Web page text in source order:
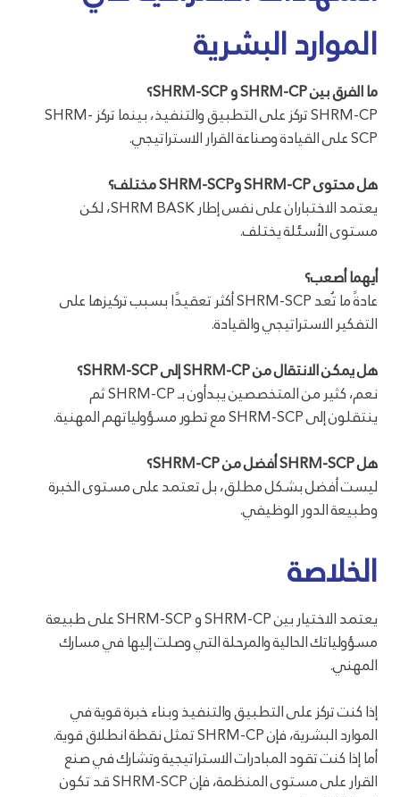
الموارد البشرية
ما الفرق بين SHRM-CP و SHRM-SCP؟
SHRM-CP تركز على التطبيق والتنفيذ، بينما تركز SHRM-
SCP على القيادة وصناعة القرار الاستراتيجي.
هل محتوى SHRM-CP وSHRM-SCP مختلف؟
يعتمد الاختباران على نفس إطار SHRM BASK، لكن
مستوى الأسئلة يختلف.
أيهما أصعب؟
عادةً ما تُعد SHRM-SCP أكثر تعقيدًا بسبب تركيزها على
التفكير الاستراتيجي والقيادة.
هل يمكن الانتقال من SHRM-CP إلى SHRM-SCP؟
نعم، كثير من المتخصصين يبدأون بـ SHRM-CP ثم
ينتقلون إلى SHRM-SCP مع تطور مسؤولياتهم المهنية.
هل SHRM-SCP أفضل من SHRM-CP؟
ليست أفضل بشكل مطلق، بل تعتمد على مستوى الخبرة
وطبيعة الدور الوظيفي.
الخلاصة
يعتمد الاختيار بين SHRM-CP و SHRM-SCP على طبيعة
مسؤولياتك الحالية والمرحلة التي وصلت إليها في مسارك
المهني.
إذا كنت تركز على التطبيق والتنفيذ وبناء خبرة قوية في
الموارد البشرية، فإن SHRM-CP تمثل نقطة انطلاق قوية.
أما إذا كنت تقود المبادرات الاستراتيجية وتشارك في صنع
القرار على مستوى المنظمة، فإن SHRM-SCP قد تكون